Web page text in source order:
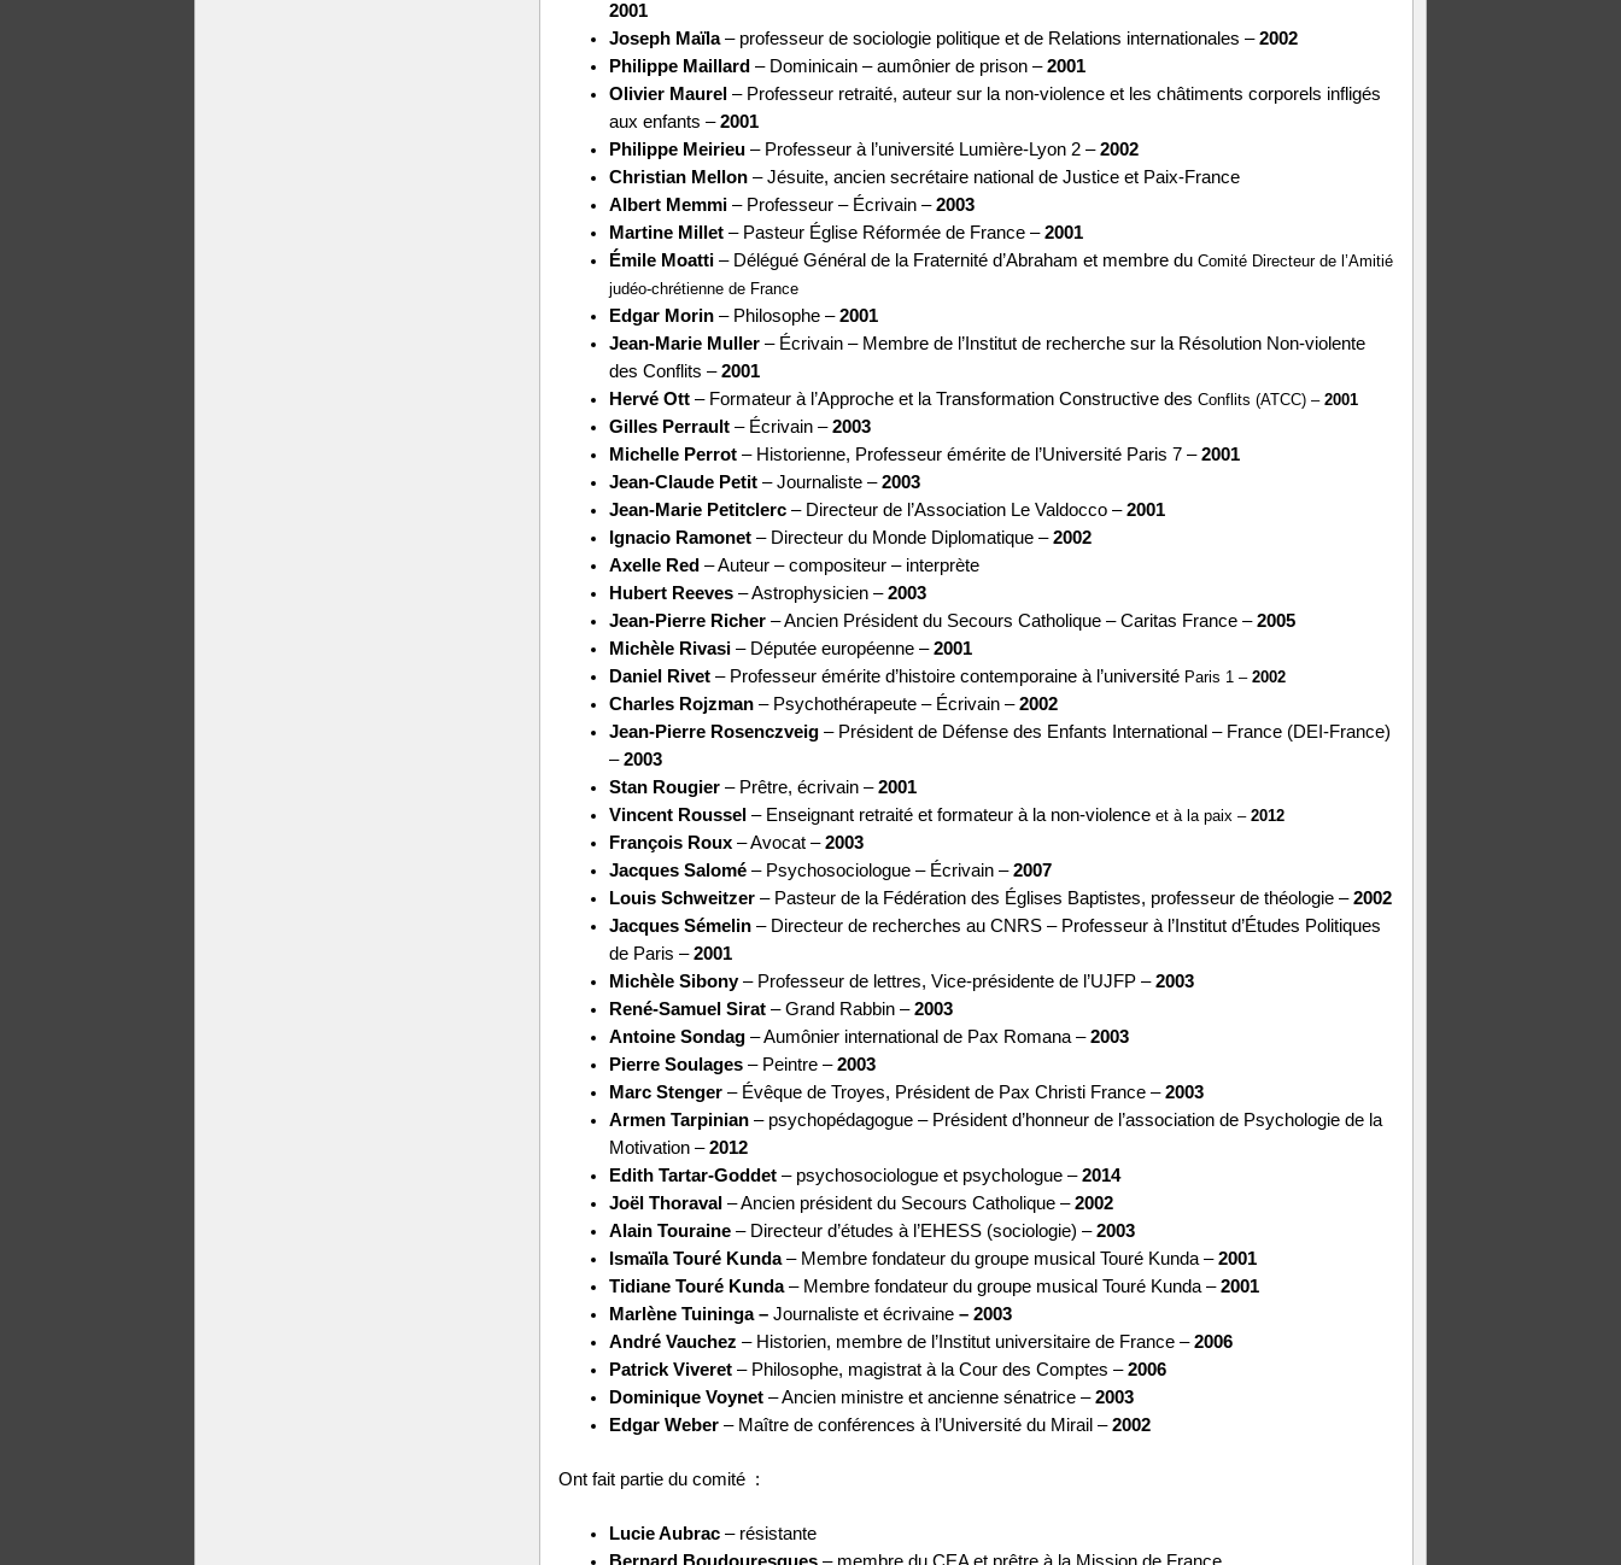
2001
Joseph Maïla– professeur de sociologie politique et de Relations internationales –2002
Philippe Maillard – Dominicain – aumônier de prison –2001
Olivier Maurel – Professeur retraité, auteur sur la non-violence et les châtiments corporels infligés
aux enfants –2001
Philippe Meirieu – Professeur à l’université Lumière-Lyon 2 –2002
Christian Mellon – Jésuite, ancien secrétaire national de Justice et Paix-France
Albert Memmi – Professeur – Écrivain –2003
Martine Millet – Pasteur Église Réformée de France –2001
Émile Moatti – Délégué Général de la Fraternité d’Abraham et membre du Comité Directeur de l’Amitié
judéo-chrétienne de France
Edgar Morin – Philosophe –2001
Jean-Marie Muller – Écrivain – Membre de l’Institut de recherche sur la Résolution Non-violente
des Conflits –2001
Hervé Ott – Formateur à l’Approche et la Transformation Constructive des Conflits (ATCC) – 2001
Gilles Perrault – Écrivain –2003
Michelle Perrot – Historienne, Professeur émérite de l’Université Paris 7 –2001
Jean-Claude Petit – Journaliste –2003
Jean-Marie Petitclerc – Directeur de l’Association Le Valdocco –2001
Ignacio Ramonet – Directeur du Monde Diplomatique –2002
Axelle Red – Auteur – compositeur – interprète
Hubert Reeves – Astrophysicien –2003
Jean-Pierre Richer – Ancien Président du Secours Catholique – Caritas France –2005
Michèle Rivasi – Députée européenne –2001
Daniel Rivet – Professeur émérite d’histoire contemporaine à l’université Paris 1 – 2002
Charles Rojzman – Psychothérapeute – Écrivain –2002
Jean-Pierre Rosenczveig – Président de Défense des Enfants International – France (DEI-France)
–2003
Stan Rougier – Prêtre, écrivain –2001
Vincent Roussel – Enseignant retraité et formateur à la non-violence et à la paix – 2012
François Roux – Avocat –2003
Jacques Salomé – Psychosociologue – Écrivain –2007
Louis Schweitzer – Pasteur de la Fédération des Églises Baptistes, professeur de théologie –2002
Jacques Sémelin – Directeur de recherches au CNRS – Professeur à l’Institut d’Études Politiques
de Paris –2001
Michèle Sibony– Professeur de lettres, Vice-présidente de l’UJFP –2003
René-Samuel Sirat – Grand Rabbin –2003
Antoine Sondag – Aumônier international de Pax Romana –2003
Pierre Soulages – Peintre –2003
Marc Stenger – Évêque de Troyes, Président de Pax Christi France –2003
Armen Tarpinian – psychopédagogue – Président d’honneur de l’association de Psychologie de la
Motivation –2012
Edith Tartar-Goddet – psychosociologue et psychologue –2014
Joël Thoraval – Ancien président du Secours Catholique –2002
Alain Touraine – Directeur d’études à l’EHESS (sociologie) –2003
Ismaïla Touré Kunda– Membre fondateur du groupe musical Touré Kunda –2001
Tidiane Touré Kunda– Membre fondateur du groupe musical Touré Kunda –2001
Marlène Tuininga – Journaliste et écrivaine – 2003
André Vauchez – Historien, membre de l’Institut universitaire de France –2006
Patrick Viveret – Philosophe, magistrat à la Cour des Comptes –2006
Dominique Voynet – Ancien ministre et ancienne sénatrice –2003
Edgar Weber – Maître de conférences à l’Université du Mirail –2002
Ont fait partie du comité :
Lucie Aubrac – résistante